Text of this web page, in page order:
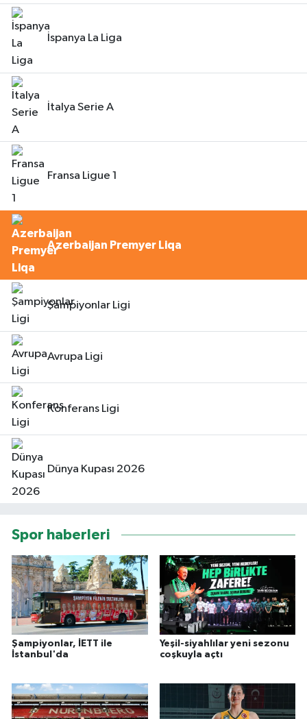
İspanya La Liga
İtalya Serie A
Fransa Ligue 1
Azerbaijan Premyer Liqa
Şampiyonlar Ligi
Avrupa Ligi
Konferans Ligi
Dünya Kupası 2026
Spor haberleri
Şampiyonlar, İETT ile
İstanbul'da
Yeşil-siyahlılar yeni sezonu
coşkuyla açtı